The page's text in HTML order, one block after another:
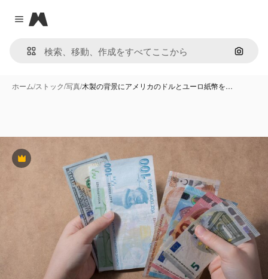
Close menu
Magnific
画像で
ホーム/ストック/写真/木製の背景にアメリカのドルとユーロ紙幣を…
Premium